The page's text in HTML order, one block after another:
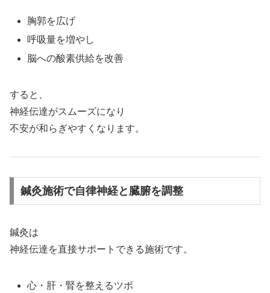
胸郭を広げ
呼吸量を増やし
脳への酸素供給を改善
すると、
神経伝達がスムーズになり
不安が和らぎやすくなります。
鍼灸施術で自律神経と臓腑を調整
鍼灸は
神経伝達を直接サポートできる施術です。
心・肝・腎を整えるツボ